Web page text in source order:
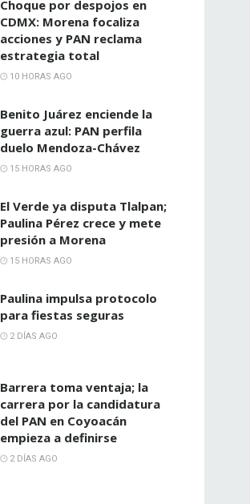
Choque por despojos en
CDMX: Morena focaliza
acciones y PAN reclama
estrategia total
10 HORAS AGO
Benito Juárez enciende la
guerra azul: PAN perfila
duelo Mendoza-Chávez
15 HORAS AGO
El Verde ya disputa Tlalpan;
Paulina Pérez crece y mete
presión a Morena
15 HORAS AGO
Paulina impulsa protocolo
para fiestas seguras
2 DÍAS AGO
Barrera toma ventaja; la
carrera por la candidatura
del PAN en Coyoacán
empieza a definirse
2 DÍAS AGO